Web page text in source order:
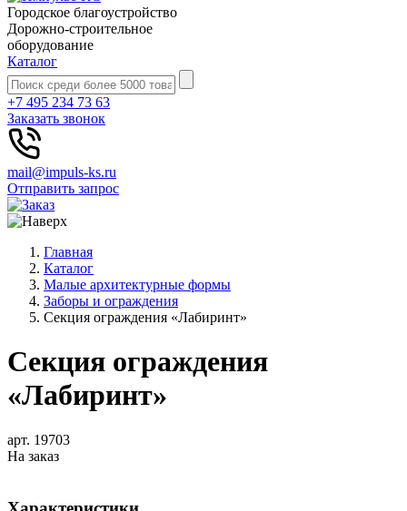
Городское благоустройство
Дорожно-строительное
оборудование
Каталог
+7 495 234 73 63
Заказать звонок
mail@impuls-ks.ru
Отправить запрос
Главная
Каталог
Малые архитектурные формы
Заборы и ограждения
Секция ограждения «Лабиринт»
Секция ограждения
«Лабиринт»
арт. 19703
На заказ